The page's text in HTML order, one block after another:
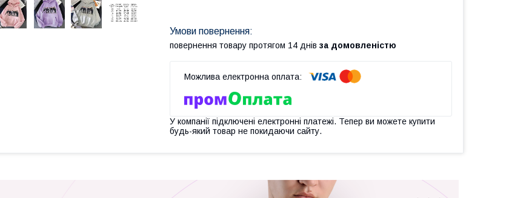
повернення товару протягом 14 днів за домовленістю
У компанії підключені електронні платежі. Тепер ви можете купити
будь-який товар не покидаючи сайту.